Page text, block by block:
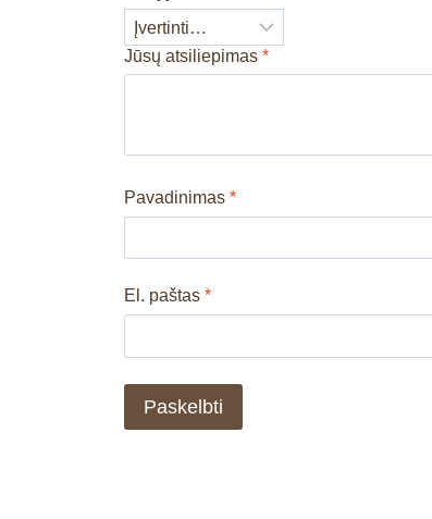
Jūsų atsiliepimas*
Pavadinimas*
El. paštas*